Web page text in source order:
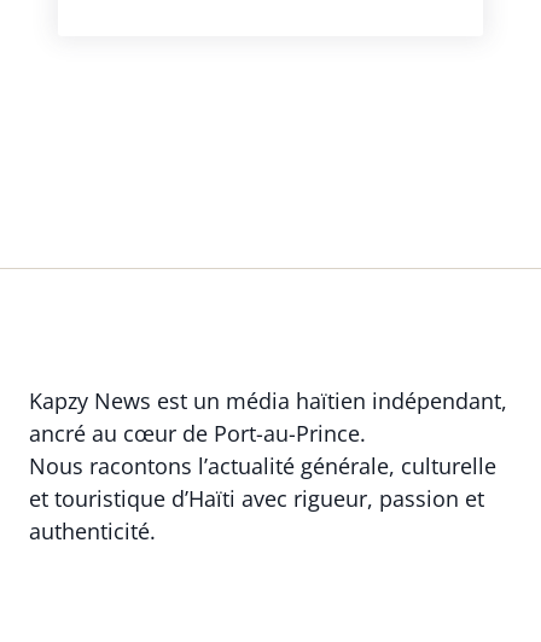
Kapzy News est un média haïtien indépendant,
ancré au cœur de Port-au-Prince.
Nous racontons l’actualité générale, culturelle
et touristique d’Haïti avec rigueur, passion et
authenticité.